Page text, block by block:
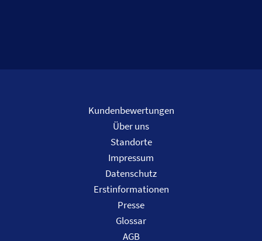
Kundenbewertungen
Über uns
Standorte
Impressum
Datenschutz
Erstinformationen
Presse
Glossar
AGB